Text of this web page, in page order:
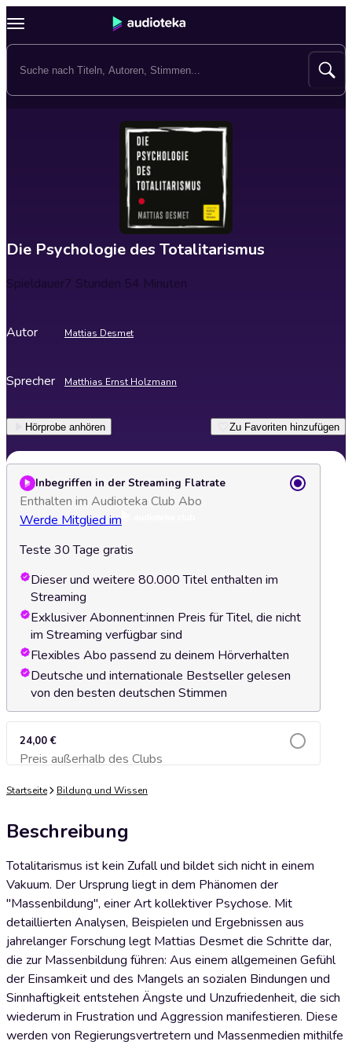
Die Psychologie des Totalitarismus
Spieldauer7 Stunden 54 Minuten
Autor Mattias Desmet
Sprecher Matthias Ernst Holzmann
Hörprobe anhören Zu Favoriten hinzufügen
Inbegriffen in der Streaming Flatrate
Enthalten im Audioteka Club Abo
Werde Mitglied im
Teste 30 Tage gratis
Dieser und weitere 80.000 Titel enthalten im
Streaming
Exklusiver Abonnent:innen Preis für Titel, die nicht
im Streaming verfügbar sind
Flexibles Abo passend zu deinem Hörverhalten
Deutsche und internationale Bestseller gelesen
von den besten deutschen Stimmen
24,00 €
Preis außerhalb des ClubsZum Warenkorb hinzufügen
Startseite Bildung und Wissen
Beschreibung
Totalitarismus ist kein Zufall und bildet sich nicht in einem
Vakuum. Der Ursprung liegt in dem Phänomen der
"Massenbildung", einer Art kollektiver Psychose. Mit
detaillierten Analysen, Beispielen und Ergebnissen aus
jahrelanger Forschung legt Mattias Desmet die Schritte dar,
die zur Massenbildung führen: Aus einem allgemeinen Gefühl
der Einsamkeit und des Mangels an sozialen Bindungen und
Sinnhaftigkeit entstehen Ängste und Unzufriedenheit, die sich
wiederum in Frustration und Aggression manifestieren. Diese
werden von Regierungsvertretern und Massenmedien mithilfe